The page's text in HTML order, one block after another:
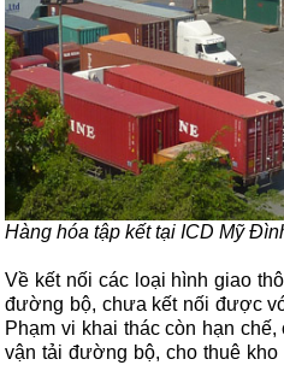
Hàng hóa tập kết tại ICD Mỹ
Về kết nối các loại hình giao
đường bộ, chưa kết nối được
Phạm vi khai thác còn hạn
vận tải đường bộ, cho thuê